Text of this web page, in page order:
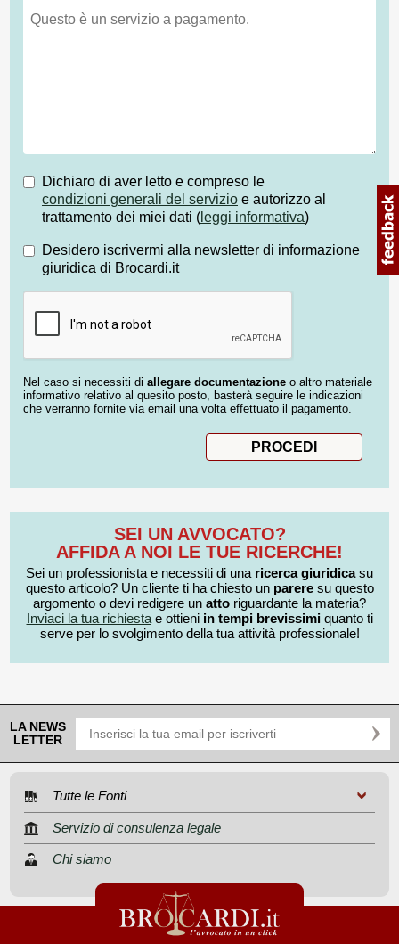
Dichiaro di aver letto e compreso le
condizioni generali del servizio e autorizzo al
trattamento dei miei dati ( leggi informativa)
Desidero iscrivermi alla newsletter di informazione
giuridica di Brocardi.it
Nel caso si necessiti di allegare documentazione o altro materiale
informativo relativo al quesito posto, basterà seguire le indicazioni
che verranno fornite via email una volta effettuato il pagamento.
SEI UN AVVOCATO?
AFFIDA A NOI LE TUE RICERCHE!
Sei un professionista e necessiti di una ricerca giuridicasu
questo articolo? Un cliente ti ha chiesto un pareresu questo
argomento o devi redigere un atto riguardante la materia?
Inviaci la tua richiestae ottieni in tempi brevissimiquanto ti
serve per lo svolgimento della tua attività professionale!
LA NEWS
LETTER
Tutte le Fonti
Servizio di consulenza legale
Chi siamo